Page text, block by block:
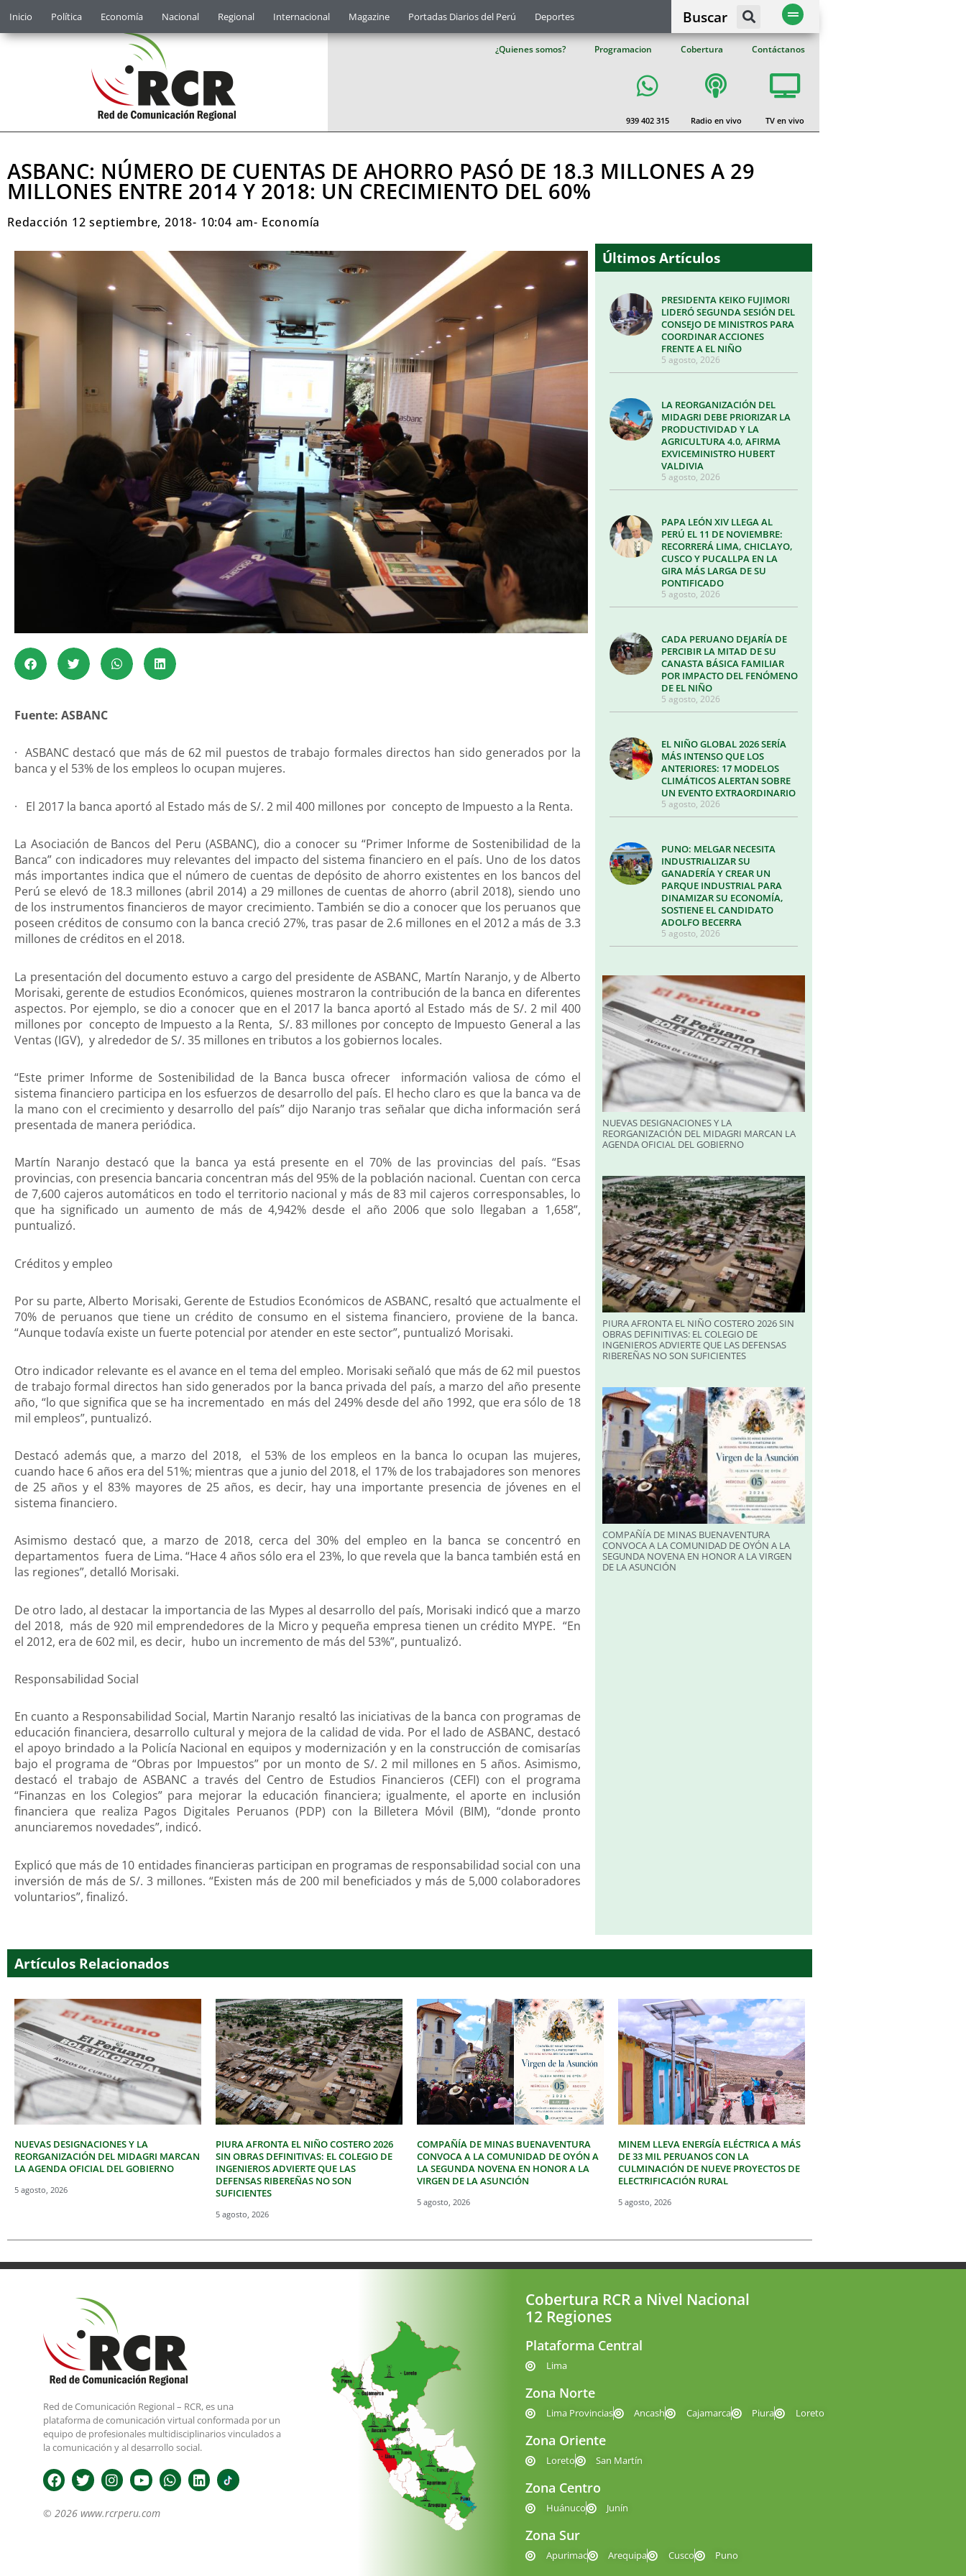
Inicio Política Economía Nacional Regional Internacional Magazine Portadas Diarios del Perú Deportes Buscar
¿Quienes somos? Programacion Cobertura Contáctanos
939 402 315 Radio en vivo TV en vivo
ASBANC: NÚMERO DE CUENTAS DE AHORRO PASÓ DE 18.3 MILLONES A 29
MILLONES ENTRE 2014 Y 2018: UN CRECIMIENTO DEL 60%
Redacción 12 septiembre, 2018- 10:04 am- Economía
Fuente: ASBANC
· ASBANC destacó que más de 62 mil puestos de trabajo formales directos han sido generados por la
banca y el 53% de los empleos lo ocupan mujeres.
· El 2017 la banca aportó al Estado más de S/. 2 mil 400 millones por concepto de Impuesto a la Renta.
La Asociación de Bancos del Peru (ASBANC), dio a conocer su “Primer Informe de Sostenibilidad de la
Banca” con indicadores muy relevantes del impacto del sistema financiero en el país. Uno de los datos
más importantes indica que el número de cuentas de depósito de ahorro existentes en los bancos del
Perú se elevó de 18.3 millones (abril 2014) a 29 millones de cuentas de ahorro (abril 2018), siendo uno
de los instrumentos financieros de mayor crecimiento. También se dio a conocer que los peruanos que
poseen créditos de consumo con la banca creció 27%, tras pasar de 2.6 millones en el 2012 a más de 3.3
millones de créditos en el 2018.
La presentación del documento estuvo a cargo del presidente de ASBANC, Martín Naranjo, y de Alberto
Morisaki, gerente de estudios Económicos, quienes mostraron la contribución de la banca en diferentes
aspectos. Por ejemplo, se dio a conocer que en el 2017 la banca aportó al Estado más de S/. 2 mil 400
millones por concepto de Impuesto a la Renta, S/. 83 millones por concepto de Impuesto General a las
Ventas (IGV), y alrededor de S/. 35 millones en tributos a los gobiernos locales.
“Este primer Informe de Sostenibilidad de la Banca busca ofrecer información valiosa de cómo el
sistema financiero participa en los esfuerzos de desarrollo del país. El hecho claro es que la banca va de
la mano con el crecimiento y desarrollo del país” dijo Naranjo tras señalar que dicha información será
presentada de manera periódica.
Martín Naranjo destacó que la banca ya está presente en el 70% de las provincias del país. “Esas
provincias, con presencia bancaria concentran más del 95% de la población nacional. Cuentan con cerca
de 7,600 cajeros automáticos en todo el territorio nacional y más de 83 mil cajeros corresponsables, lo
que ha significado un aumento de más de 4,942% desde el año 2006 que solo llegaban a 1,658”,
puntualizó.
Créditos y empleo
Por su parte, Alberto Morisaki, Gerente de Estudios Económicos de ASBANC, resaltó que actualmente el
70% de peruanos que tiene un crédito de consumo en el sistema financiero, proviene de la banca.
“Aunque todavía existe un fuerte potencial por atender en este sector”, puntualizó Morisaki.
Otro indicador relevante es el avance en el tema del empleo. Morisaki señaló que más de 62 mil puestos
de trabajo formal directos han sido generados por la banca privada del país, a marzo del año presente
año, “lo que significa que se ha incrementado en más del 249% desde del año 1992, que era sólo de 18
mil empleos”, puntualizó.
Destacó además que, a marzo del 2018, el 53% de los empleos en la banca lo ocupan las mujeres,
cuando hace 6 años era del 51%; mientras que a junio del 2018, el 17% de los trabajadores son menores
de 25 años y el 83% mayores de 25 años, es decir, hay una importante presencia de jóvenes en el
sistema financiero.
Asimismo destacó que, a marzo de 2018, cerca del 30% del empleo en la banca se concentró en
departamentos fuera de Lima. “Hace 4 años sólo era el 23%, lo que revela que la banca también está en
las regiones”, detalló Morisaki.
De otro lado, al destacar la importancia de las Mypes al desarrollo del país, Morisaki indicó que a marzo
del 2018, más de 920 mil emprendedores de la Micro y pequeña empresa tienen un crédito MYPE. “En
el 2012, era de 602 mil, es decir, hubo un incremento de más del 53%”, puntualizó.
Responsabilidad Social
En cuanto a Responsabilidad Social, Martin Naranjo resaltó las iniciativas de la banca con programas de
educación financiera, desarrollo cultural y mejora de la calidad de vida. Por el lado de ASBANC, destacó
el apoyo brindado a la Policía Nacional en equipos y modernización y en la construcción de comisarías
bajo el programa de “Obras por Impuestos” por un monto de S/. 2 mil millones en 5 años. Asimismo,
destacó el trabajo de ASBANC a través del Centro de Estudios Financieros (CEFI) con el programa
“Finanzas en los Colegios” para mejorar la educación financiera; igualmente, el aporte en inclusión
financiera que realiza Pagos Digitales Peruanos (PDP) con la Billetera Móvil (BIM), “donde pronto
anunciaremos novedades”, indicó.
Explicó que más de 10 entidades financieras participan en programas de responsabilidad social con una
inversión de más de S/. 3 millones. “Existen más de 200 mil beneficiados y más de 5,000 colaboradores
voluntarios”, finalizó.
Últimos Artículos
PRESIDENTA KEIKO FUJIMORI
LIDERÓ SEGUNDA SESIÓN DEL
CONSEJO DE MINISTROS PARA
COORDINAR ACCIONES
FRENTE A EL NIÑO
5 agosto, 2026
LA REORGANIZACIÓN DEL
MIDAGRI DEBE PRIORIZAR LA
PRODUCTIVIDAD Y LA
AGRICULTURA 4.0, AFIRMA
EXVICEMINISTRO HUBERT
VALDIVIA
5 agosto, 2026
PAPA LEÓN XIV LLEGA AL
PERÚ EL 11 DE NOVIEMBRE:
RECORRERÁ LIMA, CHICLAYO,
CUSCO Y PUCALLPA EN LA
GIRA MÁS LARGA DE SU
PONTIFICADO
5 agosto, 2026
CADA PERUANO DEJARÍA DE
PERCIBIR LA MITAD DE SU
CANASTA BÁSICA FAMILIAR
POR IMPACTO DEL FENÓMENO
DE EL NIÑO
5 agosto, 2026
EL NIÑO GLOBAL 2026 SERÍA
MÁS INTENSO QUE LOS
ANTERIORES: 17 MODELOS
CLIMÁTICOS ALERTAN SOBRE
UN EVENTO EXTRAORDINARIO
5 agosto, 2026
PUNO: MELGAR NECESITA
INDUSTRIALIZAR SU
GANADERÍA Y CREAR UN
PARQUE INDUSTRIAL PARA
DINAMIZAR SU ECONOMÍA,
SOSTIENE EL CANDIDATO
ADOLFO BECERRA
5 agosto, 2026
NUEVAS DESIGNACIONES Y LA
REORGANIZACIÓN DEL MIDAGRI MARCAN LA
AGENDA OFICIAL DEL GOBIERNO
PIURA AFRONTA EL NIÑO COSTERO 2026 SIN
OBRAS DEFINITIVAS: EL COLEGIO DE
INGENIEROS ADVIERTE QUE LAS DEFENSAS
RIBEREÑAS NO SON SUFICIENTES
COMPAÑÍA DE MINAS BUENAVENTURA
CONVOCA A LA COMUNIDAD DE OYÓN A LA
SEGUNDA NOVENA EN HONOR A LA VIRGEN
DE LA ASUNCIÓN
Artículos Relacionados
NUEVAS DESIGNACIONES Y LA
REORGANIZACIÓN DEL MIDAGRI MARCAN
LA AGENDA OFICIAL DEL GOBIERNO
5 agosto, 2026
PIURA AFRONTA EL NIÑO COSTERO 2026
SIN OBRAS DEFINITIVAS: EL COLEGIO DE
INGENIEROS ADVIERTE QUE LAS
DEFENSAS RIBEREÑAS NO SON
SUFICIENTES
5 agosto, 2026
COMPAÑÍA DE MINAS BUENAVENTURA
CONVOCA A LA COMUNIDAD DE OYÓN A
LA SEGUNDA NOVENA EN HONOR A LA
VIRGEN DE LA ASUNCIÓN
5 agosto, 2026
MINEM LLEVA ENERGÍA ELÉCTRICA A MÁS
DE 33 MIL PERUANOS CON LA
CULMINACIÓN DE NUEVE PROYECTOS DE
ELECTRIFICACIÓN RURAL
5 agosto, 2026
Red de Comunicación Regional – RCR, es una
plataforma de comunicación virtual conformada por un
equipo de profesionales multidisciplinarios vinculados a
la comunicación y al desarrollo social.
© 2026 www.rcrperu.com
Cobertura RCR a Nivel Nacional
12 Regiones
Plataforma Central
Lima
Zona Norte
Lima Provincias Ancash Cajamarca Piura Loreto
Zona Oriente
Loreto San Martín
Zona Centro
Huánuco Junín
Zona Sur
Apurimac Arequipa Cusco Puno